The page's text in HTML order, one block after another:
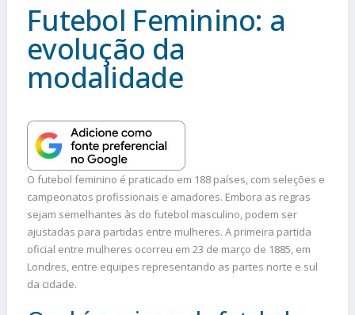
Futebol Feminino: a
evolução da
modalidade
O futebol feminino é praticado em 188 países, com seleções e
campeonatos profissionais e amadores. Embora as regras
sejam semelhantes às do futebol masculino, podem ser
ajustadas para partidas entre mulheres. A primeira partida
oficial entre mulheres ocorreu em 23 de março de 1885, em
Londres, entre equipes representando as partes norte e sul
da cidade.